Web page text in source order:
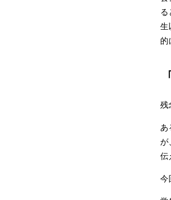
生
的
残
あ
が
伝
今